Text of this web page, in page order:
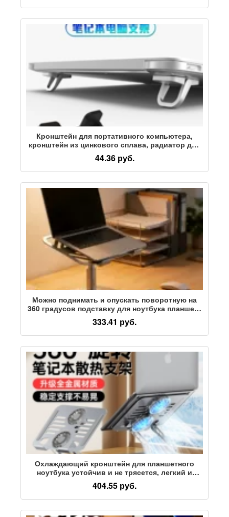
Кронштейн для портативного компьютера,
кронштейн из цинкового сплава, радиатор для
бизнес-офиса, универсальная портативная
невидимая подставка для увеличения рабочего
стола
44.36 руб.
Можно поднимать и опускать поворотную на
360 градусов подставку для ноутбука планшета
настольного дисплея складной кронштейн
радиатора
333.41 руб.
Охлаждающий кронштейн для планшетного
ноутбука устойчив и не трясется, легкий и
портативный, хороший партнер для ленивых
офисных игр, кронштейн для планшета
404.55 руб.